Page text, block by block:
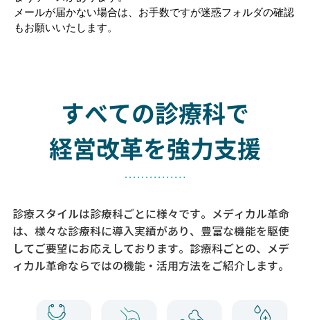
メールが届かない場合は、お手数ですが迷惑フォルダの確認
もお願いいたします。
すべての診療科で
経営改革を強力支援
診療スタイルは診療科ごとに様々です。メディカル革命
は、様々な診療科に導入実績があり、 豊富な機能を駆使
してご要望にお応えしております。 診療科ごとの、メデ
ィカル革命ならではの機能・活用方法をご紹介します。